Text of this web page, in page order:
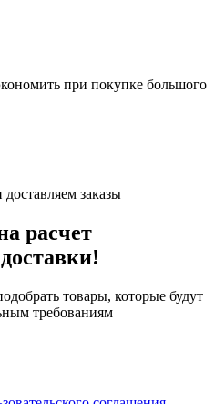
при покупке большого
заказы
расчет
товары, которые будут
требованиям